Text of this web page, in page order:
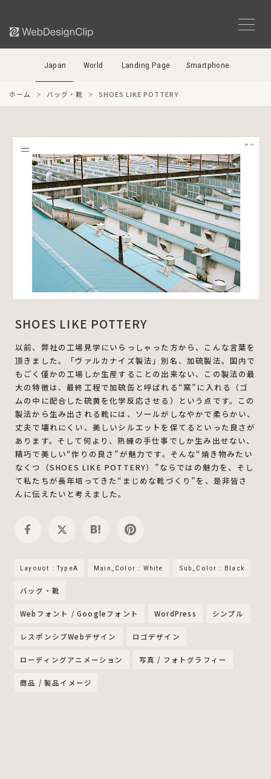
Japan World Landing Page Smartphone
ホーム バッグ・靴 SHOES LIKE POTTERY
SHOES LIKE POTTERY
以前、弊社の工場見学にいらっしゃった方から、こんな言葉を
頂きました。「ヴァルカナイズ製法」別名、加硫製法。国内で
もごく僅かの工場しか生産することの出来ない、この製法の最
大の特徴は、最終工程で加硫缶と呼ばれる“窯”に入れる（ゴ
ムの中に配合した硫黄を化学反応させる）という点です。この
製法から生み出される靴には、ソールがしなやかで柔らかい、
丈夫で壊れにくい、美しいシルエットを保てるといった良さが
あります。そして何より、熟練の手仕事でしか生み出せない、
精巧で美しい“作りの良さ”が魅力です。そんな“焼き物みたい
なくつ（SHOES LIKE POTTERY）”ならではの魅力を、そし
て私たちが長年培ってきた“まじめな靴づくり”を、是非皆さ
んに伝えたいと考えました。
Layouot : TypeA Main_Color : White Sub_Color : Black
バッグ・靴
Webフォント / Googleフォント WordPress シンプル
レスポンシブWebデザイン ロゴデザイン
ローディングアニメーション 写真 / フォトグラフィー
商品 / 製品イメージ